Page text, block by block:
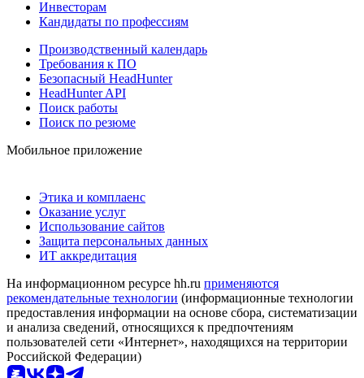
Инвесторам
Кандидаты по профессиям
Производственный календарь
Требования к ПО
Безопасный HeadHunter
HeadHunter API
Поиск работы
Поиск по резюме
Мобильное приложение
Этика и комплаенс
Оказание услуг
Использование сайтов
Защита персональных данных
ИТ аккредитация
На информационном ресурсе hh.ru применяются
рекомендательные технологии (информационные технологии
предоставления информации на основе сбора, систематизации
и анализа сведений, относящихся к предпочтениям
пользователей сети «Интернет», находящихся на территории
Российской Федерации)